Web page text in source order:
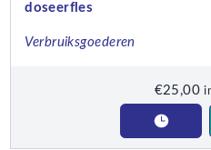
doseerfles
Verbruiksgoederen
€25,00